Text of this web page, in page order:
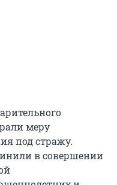
меру
под стражу.
в совершении